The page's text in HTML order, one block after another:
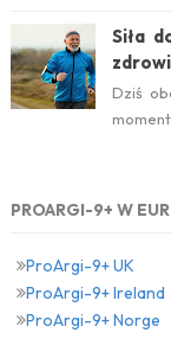
Siła
Dziś
PROARGI-9+ W
ProArgi-9+ UK
ProArgi-9+ Ireland
ProArgi-9+ Norge